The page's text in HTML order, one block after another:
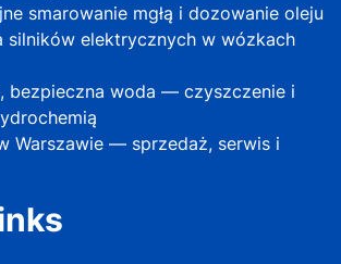
smarowanie mgłą i dozowanie oleju
silników elektrycznych w wózkach
bezpieczna woda — czyszczenie i
Warszawie — sprzedaż, serwis i